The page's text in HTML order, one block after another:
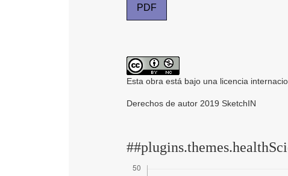
PDF
Esta obra está bajo una licencia
Derechos de autor 2019 SketchIN